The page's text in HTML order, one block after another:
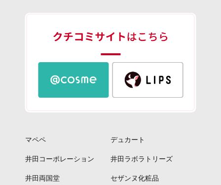
マペペ デュカート
井田コーポレーション 井田ラボラトリーズ
井田両国堂 セザンヌ化粧品